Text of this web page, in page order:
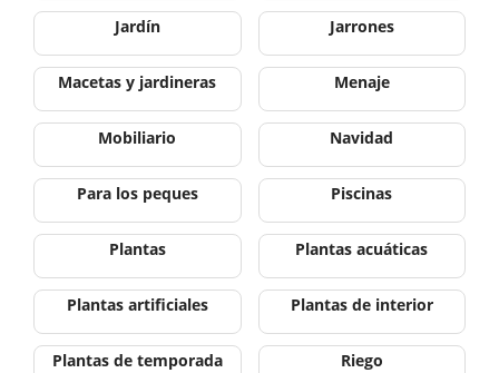
Jardín Jarrones
Macetas y jardineras Menaje
Mobiliario Navidad
Para los peques Piscinas
Plantas Plantas acuáticas
Plantas artificiales Plantas de interior
Plantas de temporada Riego